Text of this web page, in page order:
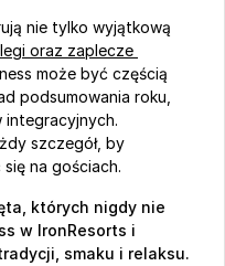
nie tylko wyjątkową
oraz zaplecze
może być częścią
podsumowania roku,
szczegół, by
na gościach.
których nigdy nie
w IronResorts i